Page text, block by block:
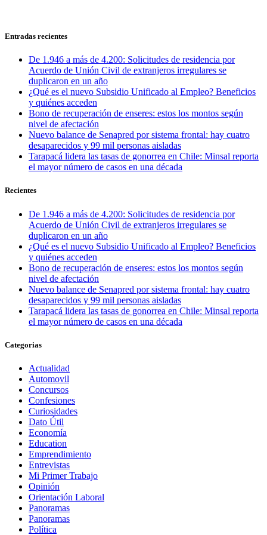
Entradas recientes
De 1.946 a más de 4.200: Solicitudes de residencia por
Acuerdo de Unión Civil de extranjeros irregulares se
duplicaron en un año
¿Qué es el nuevo Subsidio Unificado al Empleo? Beneficios
y quiénes acceden
Bono de recuperación de enseres: estos los montos según
nivel de afectación
Nuevo balance de Senapred por sistema frontal: hay cuatro
desaparecidos y 99 mil personas aisladas
Tarapacá lidera las tasas de gonorrea en Chile: Minsal reporta
el mayor número de casos en una década
Recientes
De 1.946 a más de 4.200: Solicitudes de residencia por
Acuerdo de Unión Civil de extranjeros irregulares se
duplicaron en un año
¿Qué es el nuevo Subsidio Unificado al Empleo? Beneficios
y quiénes acceden
Bono de recuperación de enseres: estos los montos según
nivel de afectación
Nuevo balance de Senapred por sistema frontal: hay cuatro
desaparecidos y 99 mil personas aisladas
Tarapacá lidera las tasas de gonorrea en Chile: Minsal reporta
el mayor número de casos en una década
Categorias
Actualidad
Automovil
Concursos
Confesiones
Curiosidades
Dato Útil
Economía
Education
Emprendimiento
Entrevistas
Mi Primer Trabajo
Opinión
Orientación Laboral
Panoramas
Panoramas
Política